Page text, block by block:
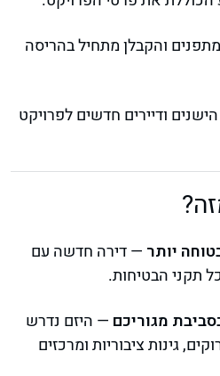
והקבלן מתחיל בהריסה
ודיירים חדשים לפרויקט
יותר — דירה חדשה עם
תקני הבטיחות.
מגוריכם — היזם נדרש
גינות ציבוריות ומרכזים